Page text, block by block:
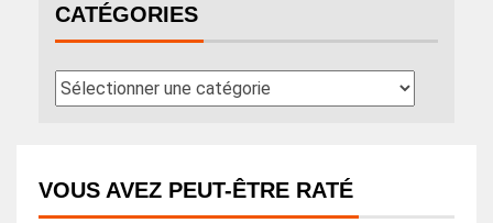
CATÉGORIES
VOUS AVEZ PEUT-ÊTRE RATÉ